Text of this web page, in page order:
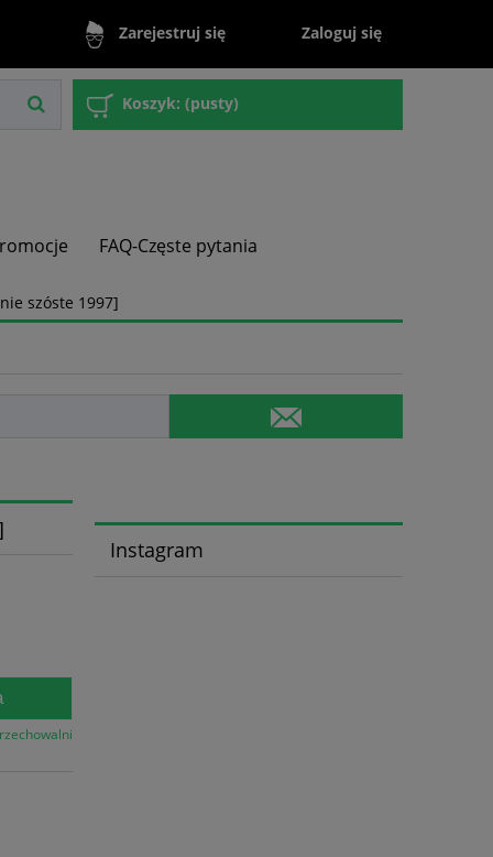
Zarejestruj się Zaloguj się
Koszyk: (pusty)
FAQ-Częste pytania
szóste 1997]
Instagram